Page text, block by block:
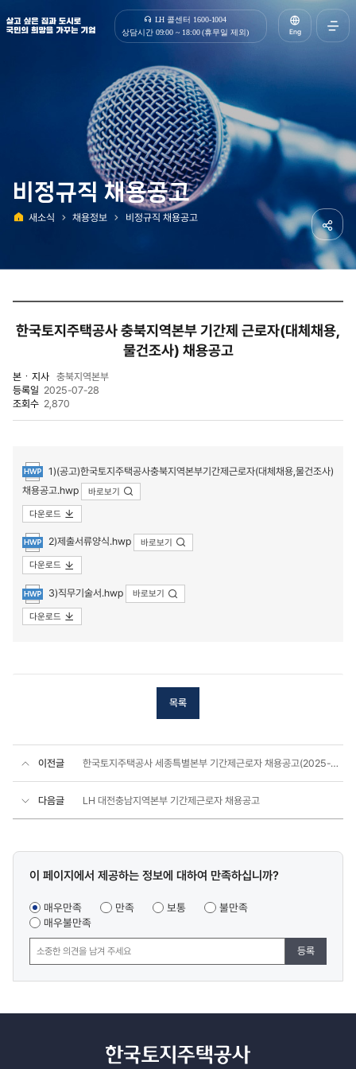
살고 싶은 집과 도시로 국민의 희망을 가꾸는 기업 | 한국토지주택공사
LH 콜센터 1600-1004
상담시간 09:00 ~ 18:00 (휴무일 제외)
Eng
열기
비정규직 채용공고
새소식 채용정보 비정규직 채용공고
공유
한국토지주택공사 충북지역본부 기간제 근로자(대체채용,
물건조사) 채용공고
본ㆍ지사 충북지역본부
등록일 2025-07-28
조회수 2,870
첨부파일
1)(공고)한국토지주택공사충북지역본부기간제근로자(대체채용,물건조사)
채용공고.hwp
바로보기
다운로드
2)제출서류양식.hwp 바로보기
다운로드
3)직무기술서.hwp 바로보기
다운로드
목록
이전글 한국토지주택공사 세종특별본부 기간제근로자 채용공고(2025-07)
다음글 LH 대전충남지역본부 기간제근로자 채용공고
콘텐츠
조사
이 페이지에서 제공하는 정보에 대하여 만족하십니까?
매우만족 만족 보통
불만족
매우불만족
등록